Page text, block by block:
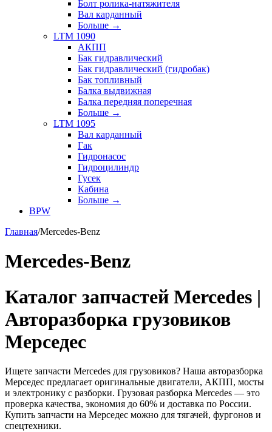
Болт ролика-натяжителя
Вал карданный
Больше →
LTM 1090
АКПП
Бак гидравлический
Бак гидравлический (гидробак)
Бак топливный
Балка выдвижная
Балка передняя поперечная
Больше →
LTM 1095
Вал карданный
Гак
Гидронасос
Гидроцилиндр
Гусек
Кабина
Больше →
BPW
Главная/Mercedes-Benz
Mercedes-Benz
Каталог запчастей Mercedes |
Авторазборка грузовиков
Мерседес
Ищете запчасти Mercedes для грузовиков? Наша авторазборка
Мерседес предлагает оригинальные двигатели, АКПП, мосты
и электронику с разборки. Грузовая разборка Mercedes — это
проверка качества, экономия до 60% и доставка по России.
Купить запчасти на Мерседес можно для тягачей, фургонов и
спецтехники.